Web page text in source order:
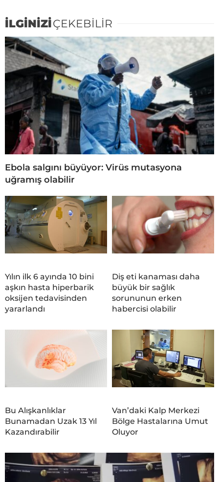
İLGİNİZİÇEKEBİLİR
Ebola salgını büyüyor: Virüs mutasyona
uğramış olabilir
Yılın ilk 6 ayında 10 bini
aşkın hasta hiperbarik
oksijen tedavisinden
yararlandı
Diş eti kanaması daha
büyük bir sağlık
sorununun erken
habercisi olabilir
Bu Alışkanlıklar
Bunamadan Uzak 13 Yıl
Kazandırabilir
Van’daki Kalp Merkezi
Bölge Hastalarına Umut
Oluyor